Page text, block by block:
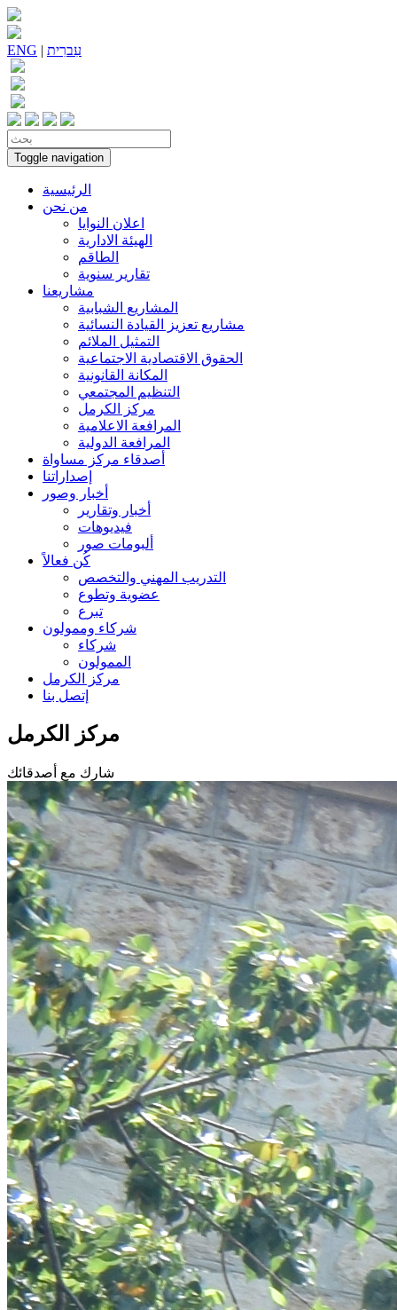
ENG | עִברִית
Toggle navigation
الرئيسية
من نحن
اعلان النوايا
الهيئة الادارية
الطاقم
تقارير سنوية
مشاريعنا
المشاريع الشبابية
مشاريع تعزيز القيادة النسائية
التمثيل الملائم
الحقوق الاقتصادية الاجتماعية
المكانة القانونية
التنظيم المجتمعي
مركز الكرمل
المرافعة الاعلامية
المرافعة الدولية
أصدقاء مركز مساواة
إصداراتنا
أخبار وصور
أخبار وتقارير
فيديوهات
ألبومات صور
كُن فعالاً
التدريب المهني والتخصص
عضوية وتطوع
تبرع
شركاء وممولون
شركاء
الممولون
مركز الكرمل
إتصل بنا
مركز الكرمل
شارك مع أصدقائك